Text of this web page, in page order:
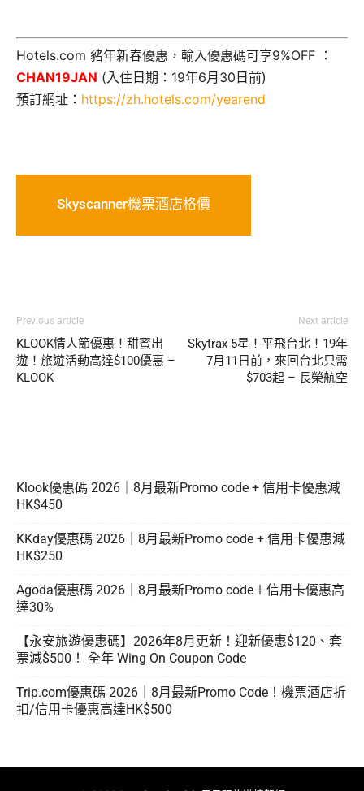
Hotels.com 豬年新春優惠，輸入優惠碼可享9%OFF ：
CHAN19JAN (入住日期：19年6月30日前)
預訂網址： https://zh.hotels.com/yearend
Skyscanner機票酒店格價
Previous article
KLOOK情人節優惠！甜蜜出
遊！旅遊活動高達$100優惠 –
KLOOK
Next article
Skytrax 5星！平飛台北！19年
7月11日前，來回台北只需
$703起 – 長榮航空
Klook優惠碼 2026｜8月最新Promo code + 信用卡優惠減
HK$450
KKday優惠碼 2026｜8月最新Promo code + 信用卡優惠減
HK$250
Agoda優惠碼 2026｜8月最新Promo code＋信用卡優惠高
達30%
【永安旅遊優惠碼】2026年8月更新！迎新優惠$120、套
票減$500！ 全年 Wing On Coupon Code
Trip.com優惠碼 2026｜8月最新Promo Code！機票酒店折
扣/信用卡優惠高達HK$500